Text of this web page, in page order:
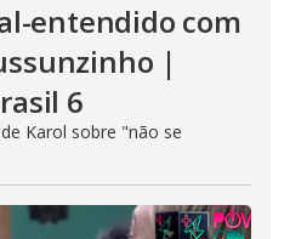
entendido com
|
6
Karol sobre "não se